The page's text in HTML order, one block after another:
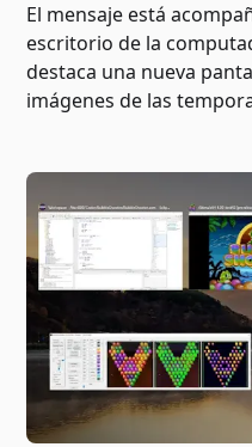
El mensaje está
escritorio de la
destaca una nueva
imágenes de las